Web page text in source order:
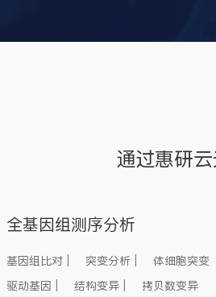
通过惠研
全基因组测序分析
基因组比对 突变分析
体细胞突变
驱动基因
结构变异 拷贝数变异